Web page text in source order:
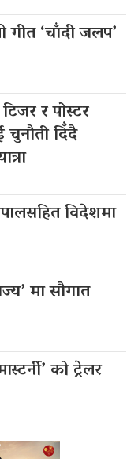
गीत ‘चाँदी जलप’
र पोस्टर
चुनौती दिँदै
विदेशमा
मा सौगात
को ट्रेलर